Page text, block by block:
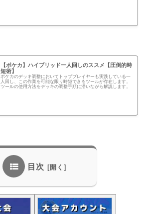
【ポケカ】ハイブリッド一人回しのススメ【圧倒的時
短術】
ポケカのデッキ調整においてトッププレイヤーも実践している一
人回し、この作業を可能な限り時短できるツールが存在します。
ツールの使用方法をデッキの調整手順に沿いながら解説します。
目次